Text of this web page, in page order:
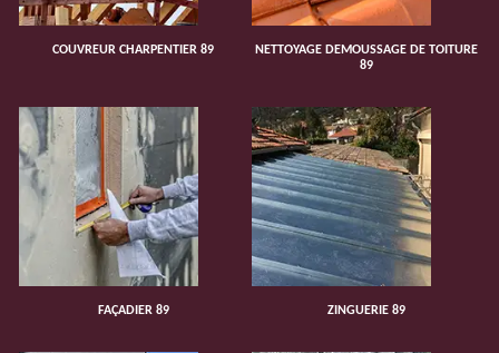
COUVREUR CHARPENTIER 89
NETTOYAGE DEMOUSSAGE DE TOITURE
89
FAÇADIER 89 ZINGUERIE 89